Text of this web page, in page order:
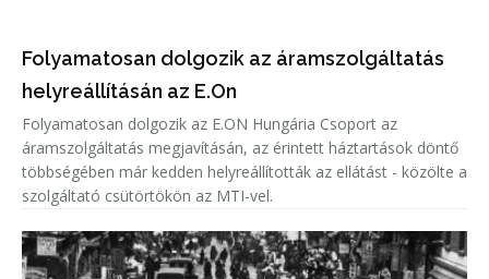
Folyamatosan dolgozik az áramszolgáltatás
helyreállításán az E.On
Folyamatosan dolgozik az E.ON Hungária Csoport az
áramszolgáltatás megjavításán, az érintett háztartások döntő
többségében már kedden helyreállították az ellátást - közölte a
szolgáltató csütörtökön az MTI-vel.